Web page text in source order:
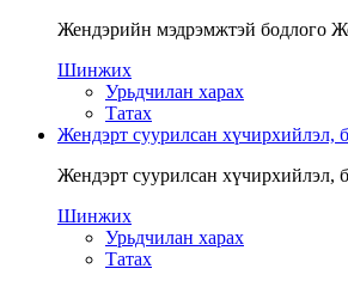
Жендэрийн мэдрэмжтэй бодлого
Шинжих
Урьдчилан харах
Татах
Жендэрт суурилсан хүчирхийлэл,
Жендэрт суурилсан хүчирхийлэл,
Шинжих
Урьдчилан харах
Татах